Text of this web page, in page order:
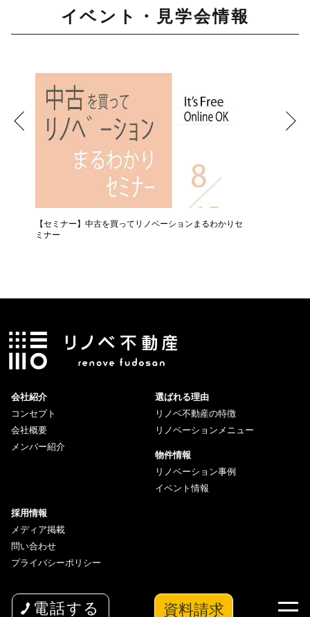
電話する 資料請求
イベント・見学会情報
【セミナー】中古を買ってリノベーションまるわかりセ
ミナー
会社紹介
コンセプト
会社概要
メンバー紹介
選ばれる理由
リノベ不動産の特徴
リノベーションメニュー
物件情報
リノベーション事例
イベント情報
採用情報
メディア掲載
問い合わせ
プライバシーポリシー